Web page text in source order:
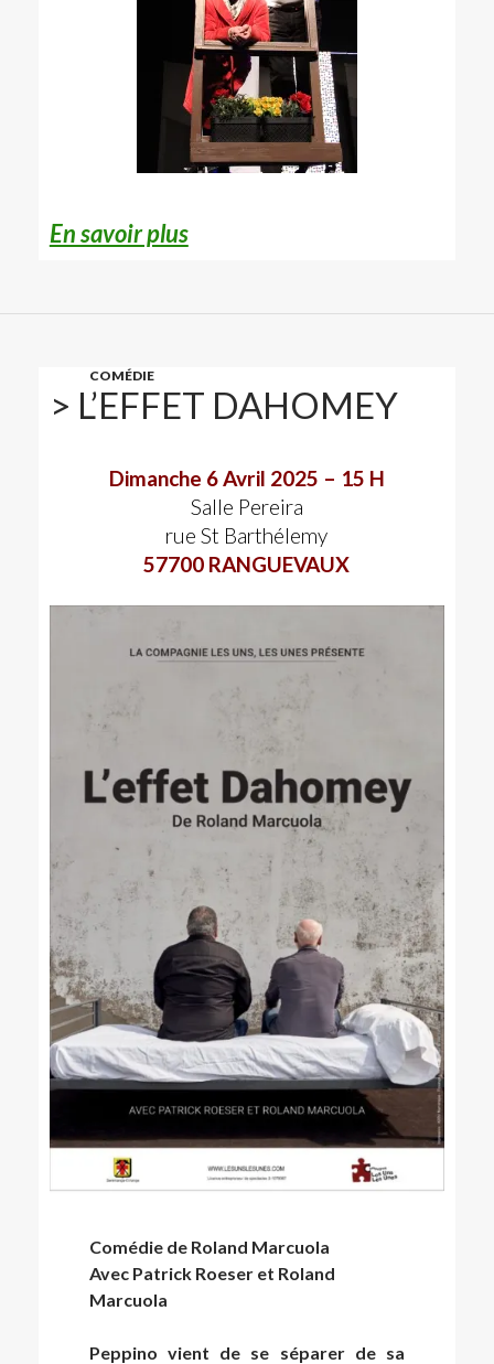
En savoir plus
COMÉDIE
> L’EFFET DAHOMEY
Dimanche 6 Avril 2025 – 15 H
Salle Pereira
rue St Barthélemy
57700 RANGUEVAUX
Comédie de Roland Marcuola
Avec Patrick Roeser et Roland
Marcuola
Peppino vient de se séparer de sa